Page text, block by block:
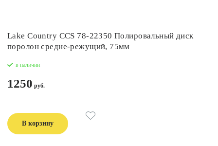
Lake Country CCS 78-22350 Полировальный диск
поролон средне-режущий, 75мм
в наличии
1250
В корзину